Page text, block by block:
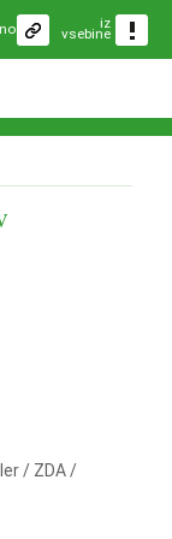
iz
vsebine
/ ZDA /